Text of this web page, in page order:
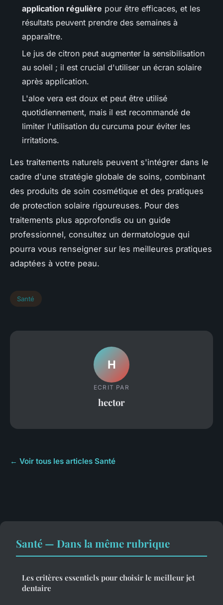
application régulière pour être efficaces, et les
résultats peuvent prendre des semaines à
apparaître.
Le jus de citron peut augmenter la sensibilisation
au soleil ; il est crucial d'utiliser un écran solaire
après application.
L'aloe vera est doux et peut être utilisé
quotidiennement, mais il est recommandé de
limiter l'utilisation du curcuma pour éviter les
irritations.
Les traitements naturels peuvent s'intégrer dans le
cadre d'une stratégie globale de soins, combinant
des produits de soin cosmétique et des pratiques
de protection solaire rigoureuses. Pour des
traitements plus approfondis ou un guide
professionnel, consultez un dermatologue qui
pourra vous renseigner sur les meilleures pratiques
adaptées à votre peau.
Santé
H
ECRIT PAR
hector
← Voir tous les articles Santé
Santé — Dans la même rubrique
Les critères essentiels pour choisir le meilleur jet
dentaire